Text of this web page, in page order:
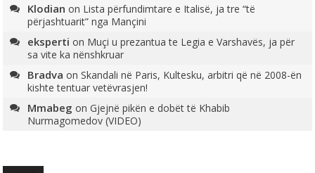
Klodian on Lista përfundimtare e Italisë, ja tre “të
përjashtuarit” nga Mançini
eksperti on Muçi u prezantua te Legia e Varshavës, ja për
sa vite ka nënshkruar
Bradva onSkandali në Paris, Kultesku, arbitri që në 2008-ën
kishte tentuar vetëvrasjen!
Mmabeg onGjejnë pikën e dobët të Khabib
Nurmagomedov (VIDEO)